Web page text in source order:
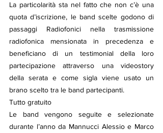
La particolarità sta nel fatto che non c’è una
quota d’iscrizione, le band scelte godono di
passaggi Radiofonici nella trasmissione
radiofonica mensionata in precedenza e
beneficiano di un testimonial della loro
partecipazione attraverso una videostory
della serata e come sigla viene usato un
brano scelto tra le band partecipanti.
Tutto gratuito
Le band vengono seguite e selezionate
durante l’anno da Mannucci Alessio e Marco